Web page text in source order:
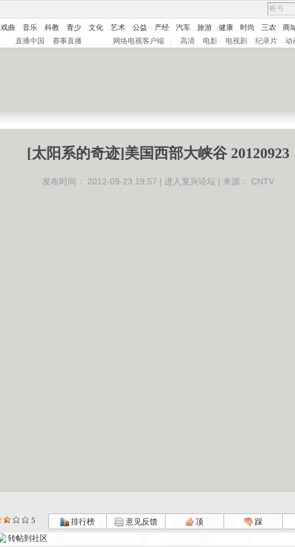
戏曲 音乐 科教 青少 文化 艺术 公益 产经 汽车 旅游 健康 时尚 三农
商
直播中国 赛事直播 网络电视客户端 高清 电影 电视剧 纪录片 动
[太阳系的奇迹]美国西部大峡谷 20120923
发布时间： 2012-09-23 19:57 | 进入复兴论坛 | 来源： CNTV
5 排行榜 意见反馈 顶
踩
转帖到社区